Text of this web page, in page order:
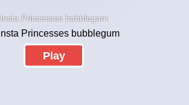
Insta Princesses bubblegum
Play